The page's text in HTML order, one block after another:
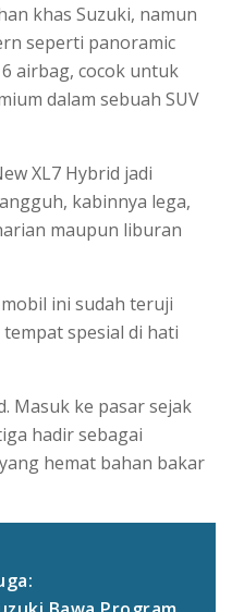
khas Suzuki, namun
seperti panoramic
airbag, cocok untuk
dalam sebuah SUV
XL7 Hybrid jadi
kabinnya lega,
maupun liburan
ini sudah teruji
spesial di hati
Masuk ke pasar sejak
hadir sebagai
hemat bahan bakar